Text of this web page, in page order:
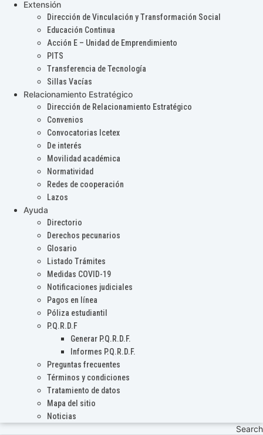
Extensión
Dirección de Vinculación y Transformación Social
Educación Continua
Acción E – Unidad de Emprendimiento
PITS
Transferencia de Tecnología
Sillas Vacías
Relacionamiento Estratégico
Dirección de Relacionamiento Estratégico
Convenios
Convocatorias Icetex
De interés
Movilidad académica
Normatividad
Redes de cooperación
Lazos
Ayuda
Directorio
Derechos pecunarios
Glosario
Listado Trámites
Medidas COVID-19
Notificaciones judiciales
Pagos en línea
Póliza estudiantil
P.Q.R.D.F
Generar P.Q.R.D.F.
Informes P.Q.R.D.F.
Preguntas frecuentes
Términos y condiciones
Tratamiento de datos
Mapa del sitio
Noticias
Search